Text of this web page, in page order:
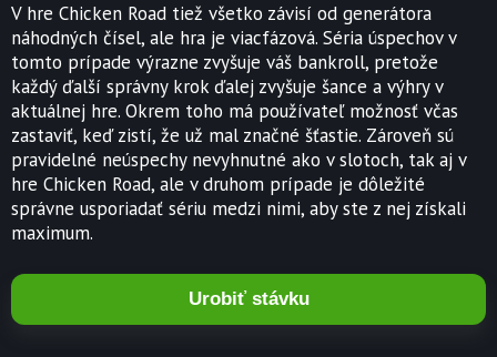
V hre Chicken Road tiež všetko závisí od generátora
náhodných čísel, ale hra je viacfázová. Séria úspechov v
tomto prípade výrazne zvyšuje váš bankroll, pretože
každý ďalší správny krok ďalej zvyšuje šance a výhry v
aktuálnej hre. Okrem toho má používateľ možnosť včas
zastaviť, keď zistí, že už mal značné šťastie. Zároveň sú
pravidelné neúspechy nevyhnutné ako v slotoch, tak aj v
hre Chicken Road, ale v druhom prípade je dôležité
správne usporiadať sériu medzi nimi, aby ste z nej získali
maximum.
Urobiť stávku